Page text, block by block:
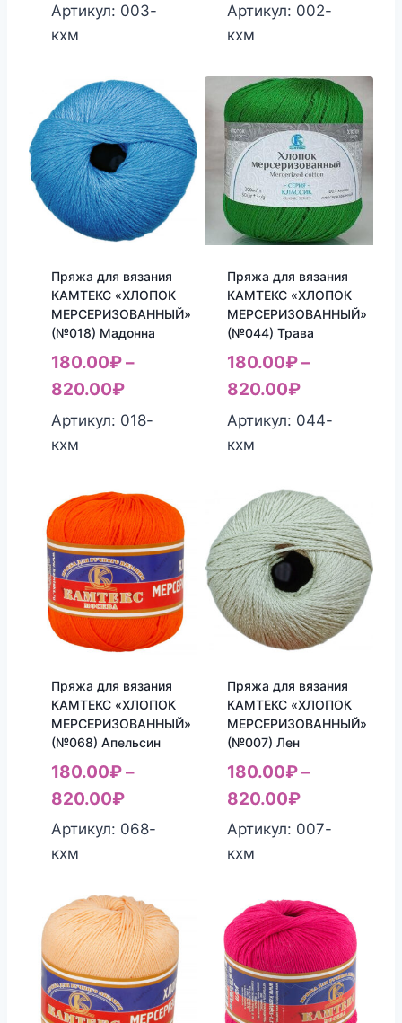
Артикул: 003-
кхм
Артикул: 002-
кхм
Пряжа для вязания
КАМТЕКС «ХЛОПОК
МЕРСЕРИЗОВАННЫЙ»
(№018) Мадонна
180.00₽–
820.00₽
Артикул: 018-
кхм
Пряжа для вязания
КАМТЕКС «ХЛОПОК
МЕРСЕРИЗОВАННЫЙ»
(№044) Трава
180.00₽–
820.00₽
Артикул: 044-
кхм
Пряжа для вязания
КАМТЕКС «ХЛОПОК
МЕРСЕРИЗОВАННЫЙ»
(№068) Апельсин
180.00₽–
820.00₽
Артикул: 068-
кхм
Пряжа для вязания
КАМТЕКС «ХЛОПОК
МЕРСЕРИЗОВАННЫЙ»
(№007) Лен
180.00₽–
820.00₽
Артикул: 007-
кхм